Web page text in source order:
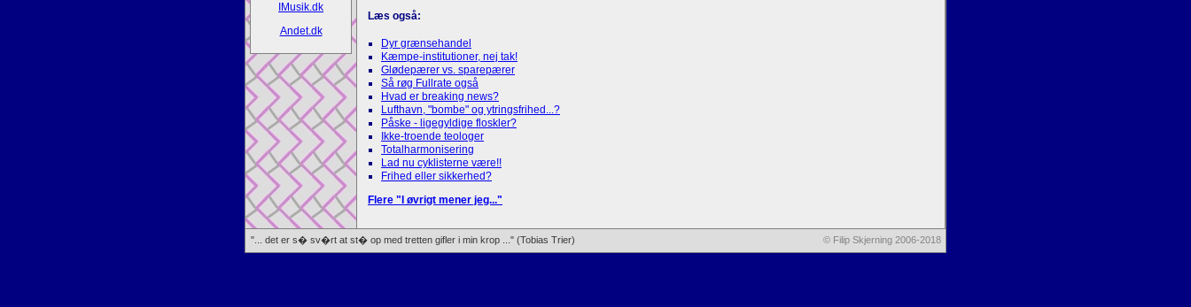
IMusik.dk
Andet.dk
Læs også:
Dyr grænsehandel
Kæmpe-institutioner, nej tak!
Glødepærer vs. sparepærer
Så røg Fullrate også
Hvad er breaking news?
Lufthavn, "bombe" og ytringsfrihed...?
Påske - ligegyldige floskler?
Ikke-troende teologer
Totalharmonisering
Lad nu cyklisterne være!!
Frihed eller sikkerhed?
Flere "I øvrigt mener jeg..."
© Filip Skjerning 2006-2018
"... det er s� sv�rt at st� op med tretten gifler i min krop ..." (Tobias Trier)